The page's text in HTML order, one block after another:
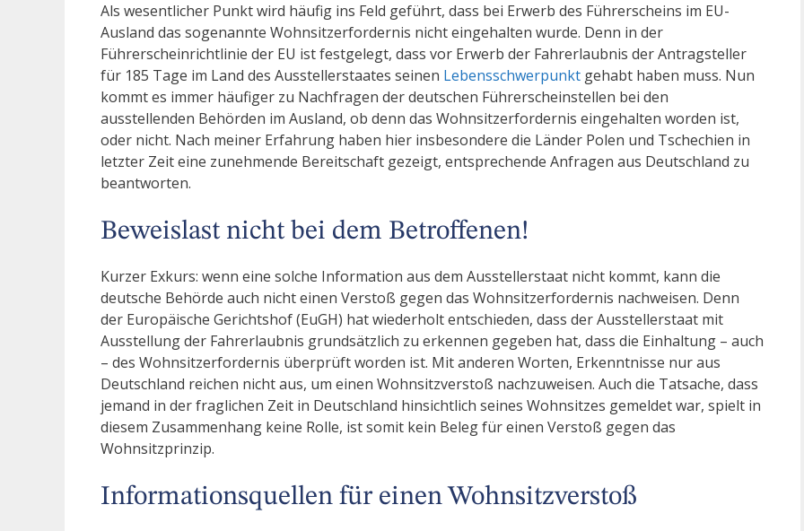
Als wesentlicher Punkt wird häufig ins Feld geführt, dass bei Erwerb des Führerscheins im EU-
Ausland das sogenannte Wohnsitzerfordernis nicht eingehalten wurde. Denn in der
Führerscheinrichtlinie der EU ist festgelegt, dass vor Erwerb der Fahrerlaubnis der Antragsteller
für 185 Tage im Land des Ausstellerstaates seinen Lebensschwerpunkt gehabt haben muss. Nun
kommt es immer häufiger zu Nachfragen der deutschen Führerscheinstellen bei den
ausstellenden Behörden im Ausland, ob denn das Wohnsitzerfordernis eingehalten worden ist,
oder nicht. Nach meiner Erfahrung haben hier insbesondere die Länder Polen und Tschechien in
letzter Zeit eine zunehmende Bereitschaft gezeigt, entsprechende Anfragen aus Deutschland zu
beantworten.
Beweislast nicht bei dem Betroffenen!
Kurzer Exkurs: wenn eine solche Information aus dem Ausstellerstaat nicht kommt, kann die
deutsche Behörde auch nicht einen Verstoß gegen das Wohnsitzerfordernis nachweisen. Denn
der Europäische Gerichtshof (EuGH) hat wiederholt entschieden, dass der Ausstellerstaat mit
Ausstellung der Fahrerlaubnis grundsätzlich zu erkennen gegeben hat, dass die Einhaltung – auch
– des Wohnsitzerfordernis überprüft worden ist. Mit anderen Worten, Erkenntnisse nur aus
Deutschland reichen nicht aus, um einen Wohnsitzverstoß nachzuweisen. Auch die Tatsache, dass
jemand in der fraglichen Zeit in Deutschland hinsichtlich seines Wohnsitzes gemeldet war, spielt in
diesem Zusammenhang keine Rolle, ist somit kein Beleg für einen Verstoß gegen das
Wohnsitzprinzip.
Informationsquellen für einen Wohnsitzverstoß